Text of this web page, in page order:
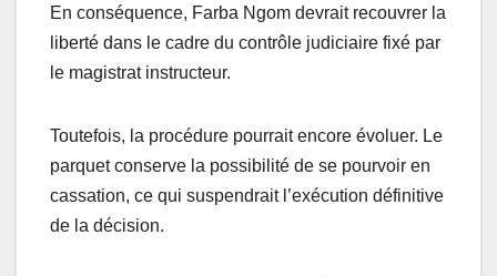
En conséquence, Farba Ngom devrait recouvrer la
liberté dans le cadre du contrôle judiciaire fixé par
le magistrat instructeur.
Toutefois, la procédure pourrait encore évoluer. Le
parquet conserve la possibilité de se pourvoir en
cassation, ce qui suspendrait l’exécution définitive
de la décision.